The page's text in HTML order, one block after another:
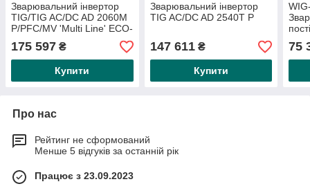
Зварювальний інвертор
TIG/TIG AC/DC AD 2060M
P/PFC/MV 'Multi Line' ECO-
циліндра в складі: 1
175 597 ₴
Купити
Зварювальний інвертор
TIG AC/DC AD 2540T P
147 611₴
Купити
75
Про нас
Рейтинг не сформований
Менше 5 відгуків за останній рік
Працює з 23.09.2023